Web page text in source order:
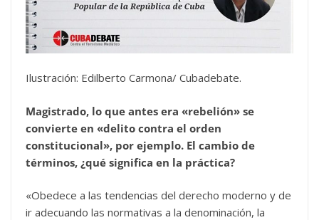
Ilustración: Edilberto Carmona/ Cubadebate.
Magistrado, lo que antes era «rebelión» se
convierte en «delito contra el orden
constitucional», por ejemplo. El cambio de
términos, ¿qué significa en la práctica?
«Obedece a las tendencias del derecho moderno y de
ir adecuando las normativas a la denominación, la